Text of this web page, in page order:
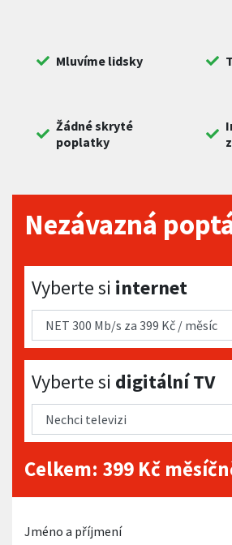
Mluvíme lidsky
Žádné skryté
poplatky
Nezávazná
Vyberte si internet
Vyberte si internet
Vyberte si digitální TV
Vyberte si digitální TV
Celkem: 399 Kč
Jméno a příjmení